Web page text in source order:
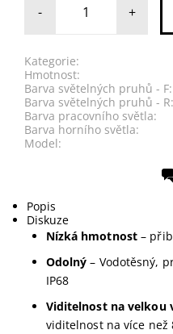
- +
Kategorie:
Hmotnost:
Barva světelných pruhů - F:
Barva světelných pruhů - R:
Barva pracovního světla:
Barva horního světla:
Model:
Popis
Diskuze
Nízká hmotnost –
Odolný – Vodotěsný,
IP68
Viditelnost na velkou
viditelnost na více než